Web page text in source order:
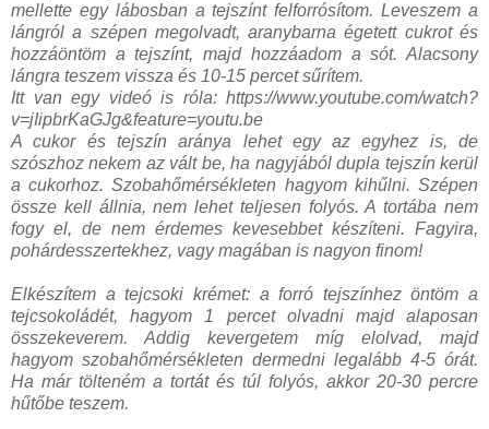
mellette egy lábosban a tejszínt felforrósítom. Leveszem a
lángról a szépen megolvadt, aranybarna égetett cukrot és
hozzáöntöm a tejszínt, majd hozzáadom a sót. Alacsony
lángra teszem vissza és 10-15 percet sűrítem.
Itt van egy videó is róla: https://www.youtube.com/watch?
v=jIipbrKaGJg&feature=youtu.be
A cukor és tejszín aránya lehet egy az egyhez is, de
szószhoz nekem az vált be, ha nagyjából dupla tejszín kerül
a cukorhoz. Szobahőmérsékleten hagyom kihűlni. Szépen
össze kell állnia, nem lehet teljesen folyós. A tortába nem
fogy el, de nem érdemes kevesebbet készíteni. Fagyira,
pohárdesszertekhez, vagy magában is nagyon finom!
Elkészítem a tejcsoki krémet: a forró tejszínhez öntöm a
tejcsokoládét, hagyom 1 percet olvadni majd alaposan
összekeverem. Addig kevergetem míg elolvad, majd
hagyom szobahőmérsékleten dermedni legalább 4-5 órát.
Ha már tölteném a tortát és túl folyós, akkor 20-30 percre
hűtőbe teszem.